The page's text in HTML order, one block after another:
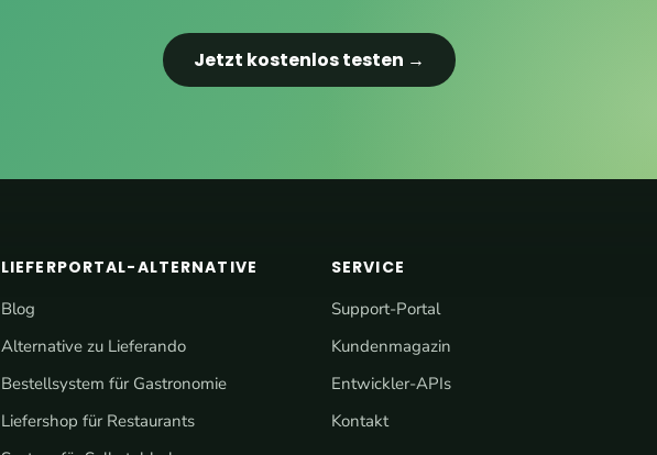
Jetzt kostenlos testen →
LIEFERPORTAL-ALTERNATIVE
Blog
Alternative zu Lieferando
Bestellsystem für Gastronomie
Liefershop für Restaurants
SERVICE
Support-Portal
Kundenmagazin
Entwickler-APIs
Kontakt